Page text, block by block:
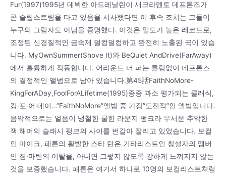
Fur(1997)1995년 데뷔한 아드레날린이 새크라멘토 데프톤즈가
콘 슬립스트림을 타고 있음을 시사했다면 이 후속 조치는 그들이
누구의 그림자도 아님을 증명했다. 이것은 밀도가 높은 레코드로,
조정된 신경질적인 금속제 덜컹덜컹하고 완전히 노출된 곡이 있습
니다. MyOwnSummer(Shove It)와 BeQuiet AndDrive(FarAway)
에서 훌륭하게 작동합니다. 어라운드 더 퍼는 틀림없이 데프톤즈
의 결정적인 앨범으로 남아 있습니다.第45話FaithNoMore-
KingForADay,FoolForALifetime(1995)종종 과소 평가되는 클래식,
킹·포·어·데이…”FaithNoMore”앨범 중 가장”도전적”인 앨범입니다.
음악적으로는 얼음이 냉철한 쿨한 라운지 펑크라 무서운 추악한
잭 해머의 슬래시 펑크의 사이를 번갈아 잘리고 있었습니다. 보컬
인 마이크, 패튼의 활발한 스타 턴은 기타리스트인 창설자의 멤버
인 짐·마틴의 이탈을, 아니면 그렇지 않도록 강하게 느껴지지 않는
것을 보증했습니다. 패튼은 여기서 하나로 10명의 보컬리스트처럼